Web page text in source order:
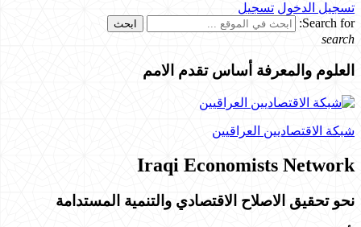
تسجيل الدخول تسجيل
Search for:
search
العلوم والمعرفة أساس تقدم الامم
شبكة الاقتصاديين العراقيين
Iraqi Economists Network
نحو تحقيق الاصلاح الاقتصادي والتنمية المستدامة